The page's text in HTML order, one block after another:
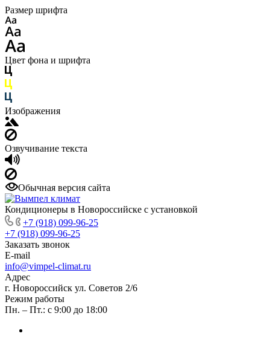
Размер шрифта
Цвет фона и шрифта
Изображения
Озвучивание текста
Обычная версия сайта
Кондиционеры в Новороссийске с установкой
+7 (918) 099-96-25
+7 (918) 099-96-25
Заказать звонок
E-mail
info@vimpel-climat.ru
Адрес
г. Новороссийск ул. Советов 2/6
Режим работы
Пн. – Пт.: с 9:00 до 18:00